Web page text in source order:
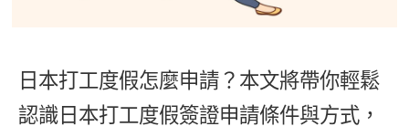
英文文法技巧
兒童美語
點讀筆教材
數位學習教材
日本打工度假怎麼申請？本文將帶你輕鬆
認識日本打工度假簽證申請條件與方式，